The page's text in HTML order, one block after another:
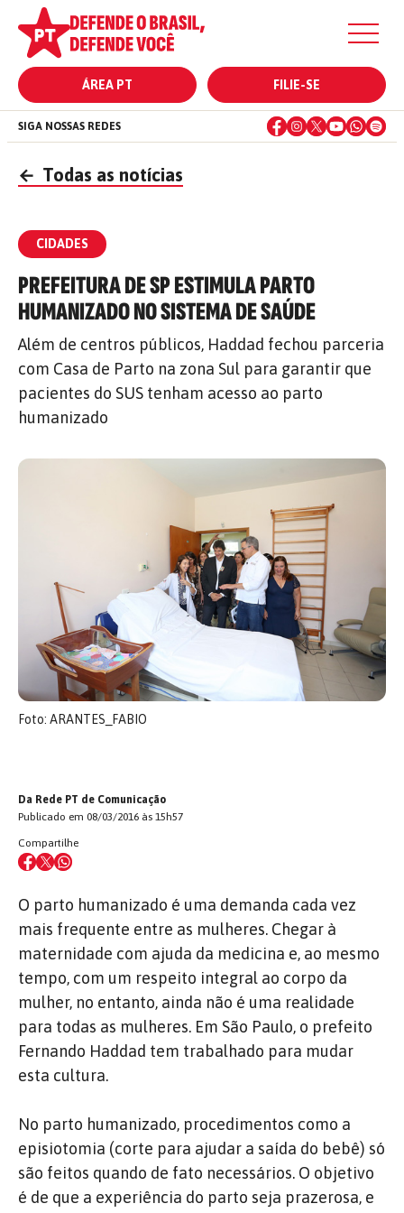
ÁREA PT FILIE-SE
SIGA NOSSAS REDES
← Todas as notícias
CIDADES
PREFEITURA DE SP ESTIMULA PARTO
HUMANIZADO NO SISTEMA DE SAÚDE
Além de centros públicos, Haddad fechou parceria
com Casa de Parto na zona Sul para garantir que
pacientes do SUS tenham acesso ao parto
humanizado
Foto: ARANTES_FABIO
Da Rede PT de Comunicação
Publicado em 08/03/2016 às 15h57
Compartilhe
O parto humanizado é uma demanda cada vez
mais frequente entre as mulheres. Chegar à
maternidade com ajuda da medicina e, ao mesmo
tempo, com um respeito integral ao corpo da
mulher, no entanto, ainda não é uma realidade
para todas as mulheres. Em São Paulo, o prefeito
Fernando Haddad tem trabalhado para mudar
esta cultura.
No parto humanizado, procedimentos como a
episiotomia (corte para ajudar a saída do bebê) só
são feitos quando de fato necessários. O objetivo
é de que a experiência do parto seja prazerosa, e